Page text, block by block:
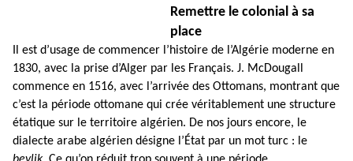
Remettre le colonial à sa
place
Il est d’usage de commencer l’histoire de l’Algérie moderne en
1830, avec la prise d’Alger par les Français. J. McDougall
commence en 1516, avec l’arrivée des Ottomans, montrant que
c’est la période ottomane qui crée véritablement une structure
étatique sur le territoire algérien. De nos jours encore, le
dialecte arabe algérien désigne l’État par un mot turc : le